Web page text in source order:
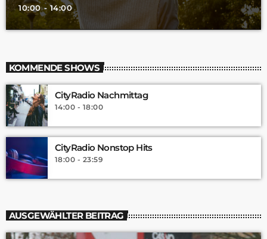
10:00 - 14:00
KOMMENDE SHOWS
CityRadio Nachmittag
14:00 - 18:00
CityRadio Nonstop Hits
18:00 - 23:59
AUSGEWÄHLTER BEITRAG